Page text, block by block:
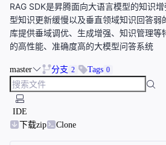
RAG SDK是昇腾面向大语言模型的知识
型知识更新缓慢以及垂直领域知识回答弱
库提供垂域调优、生成增强、知识管理等
的高性能、准确度高的大模型问答系统
master 分支 2 Tags 0
IDE
下载zip
Clone